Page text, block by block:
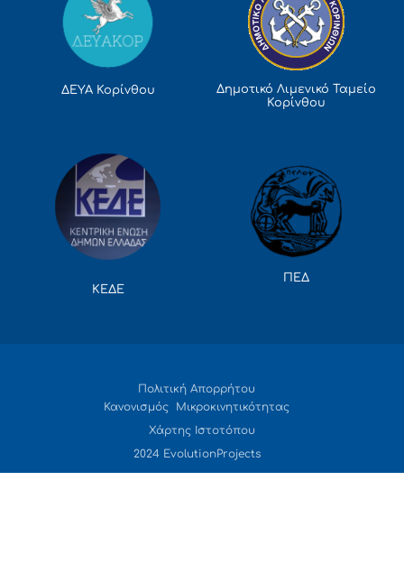
ΔΕΥΑ Κορίνθου
Δημοτικό Λιμενικό Ταμείο
Κορίνθου
ΚΕΔΕ
ΠΕΔ
Πολιτική Απορρήτου
Κανονισμός Μικροκινητικότητας
Χάρτης Ιστοτόπου
2024 EvolutionProjects